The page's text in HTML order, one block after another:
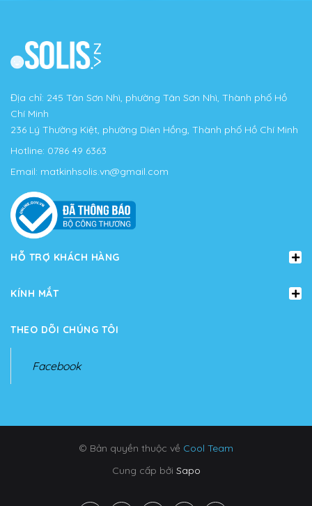
Địa chỉ: 245 Tân Sơn Nhì, phường Tân Sơn Nhì, Thành phố Hồ
Chí Minh
236 Lý Thường Kiệt, phường Diên Hồng, Thành phố Hồ Chí Minh
Hotline: 0786 49 6363
Email: matkinhsolis.vn@gmail.com
HỖ TRỢ KHÁCH HÀNG
KÍNH MẮT
THEO DÕI CHÚNG TÔI
Facebook
© Bản quyền thuộc về Cool Team
Cung cấp bởi Sapo